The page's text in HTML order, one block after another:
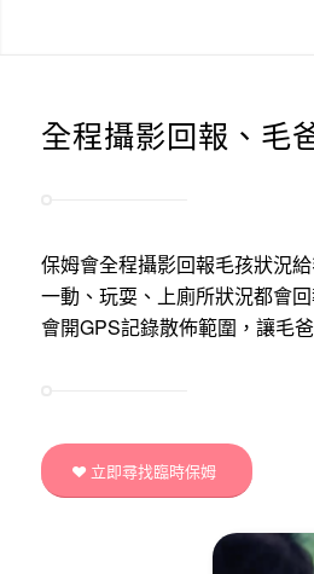
全程攝影回報、毛
保姆會全程攝影回報毛孩狀況
一動、玩耍、上廁所狀況都會
會開GPS記錄散佈範圍，讓毛
立即尋找臨時保姆